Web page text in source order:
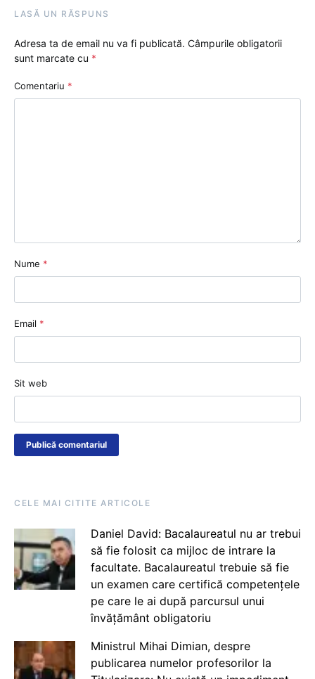
LASĂ UN RĂSPUNS
Adresa ta de email nu va fi publicată. Câmpurile obligatorii
sunt marcate cu *
Comentariu *
Nume *
Email *
Sit web
CELE MAI CITITE ARTICOLE
Daniel David: Bacalaureatul nu ar trebui
să fie folosit ca mijloc de intrare la
facultate. Bacalaureatul trebuie să fie
un examen care certifică competențele
pe care le ai după parcursul unui
învățământ obligatoriu
Ministrul Mihai Dimian, despre
publicarea numelor profesorilor la